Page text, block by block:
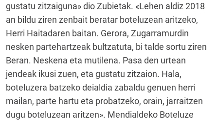
gustatu zitzaiguna» dio Zubietak. «Lehen aldiz 2018
an bildu ziren zenbait beratar boteluzean aritzeko,
Herri Haitadaren baitan. Gerora, Zugarramurdin
nesken partehartzeak bultzatuta, bi talde sortu ziren
Beran. Neskena eta mutilena. Pasa den urtean
jendeak ikusi zuen, eta gustatu zitzaion. Hala,
boteluzera batzeko deialdia zabaldu genuen herri
mailan, parte hartu eta probatzeko, orain, jarraitzen
dugu boteluzean aritzen». Mendialdeko Boteluze